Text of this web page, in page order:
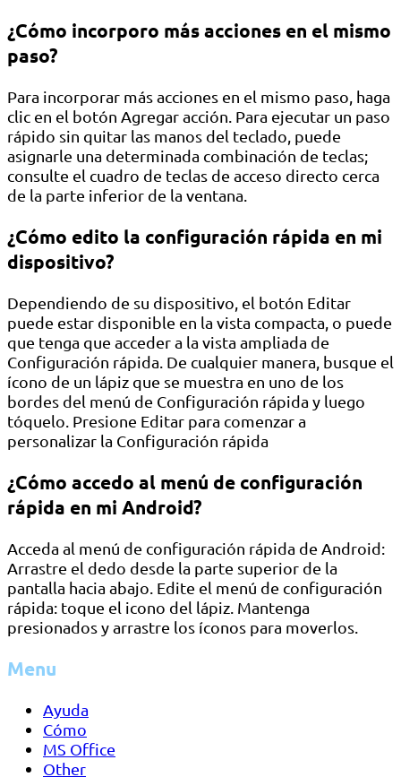
¿Cómo incorporo más acciones en el mismo
paso?
Para incorporar más acciones en el mismo paso, haga
clic en el botón Agregar acción. Para ejecutar un paso
rápido sin quitar las manos del teclado, puede
asignarle una determinada combinación de teclas;
consulte el cuadro de teclas de acceso directo cerca
de la parte inferior de la ventana.
¿Cómo edito la configuración rápida en mi
dispositivo?
Dependiendo de su dispositivo, el botón Editar
puede estar disponible en la vista compacta, o puede
que tenga que acceder a la vista ampliada de
Configuración rápida. De cualquier manera, busque el
ícono de un lápiz que se muestra en uno de los
bordes del menú de Configuración rápida y luego
tóquelo. Presione Editar para comenzar a
personalizar la Configuración rápida
¿Cómo accedo al menú de configuración
rápida en mi Android?
Acceda al menú de configuración rápida de Android:
Arrastre el dedo desde la parte superior de la
pantalla hacia abajo. Edite el menú de configuración
rápida: toque el icono del lápiz. Mantenga
presionados y arrastre los íconos para moverlos.
Menu
Ayuda
Cómo
MS Office
Other